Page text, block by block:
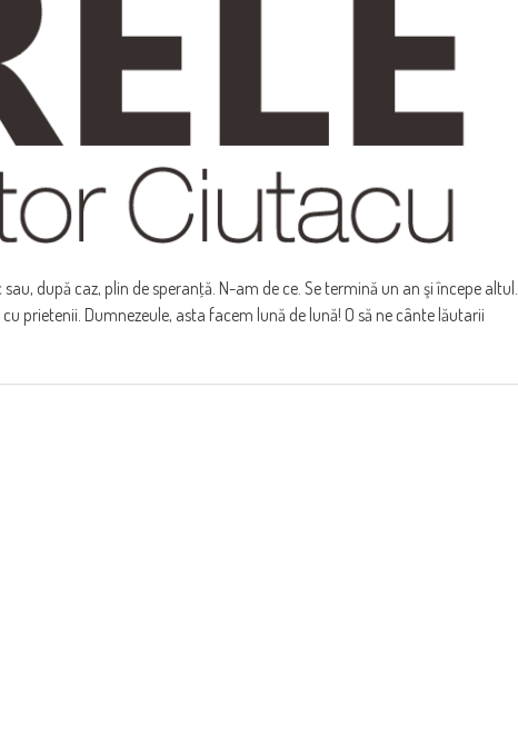
după caz, plin de speranţă. N-am de ce. Se termină un an şi începe altul.
prietenii. Dumnezeule, asta facem lună de lună! O să ne cânte lăutarii